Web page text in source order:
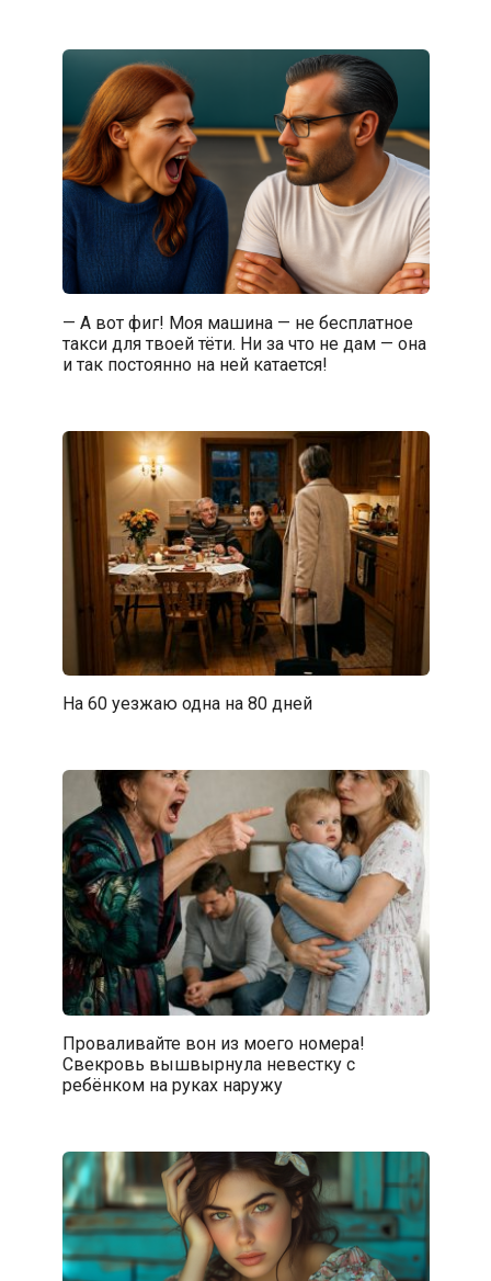
— А вот фиг! Моя машина — не бесплатное
такси для твоей тёти. Ни за что не дам — она
и так постоянно на ней катается!
На 60 уезжаю одна на 80 дней
Проваливайте вон из моего номера!
Свекровь вышвырнула невестку с
ребёнком на руках наружу